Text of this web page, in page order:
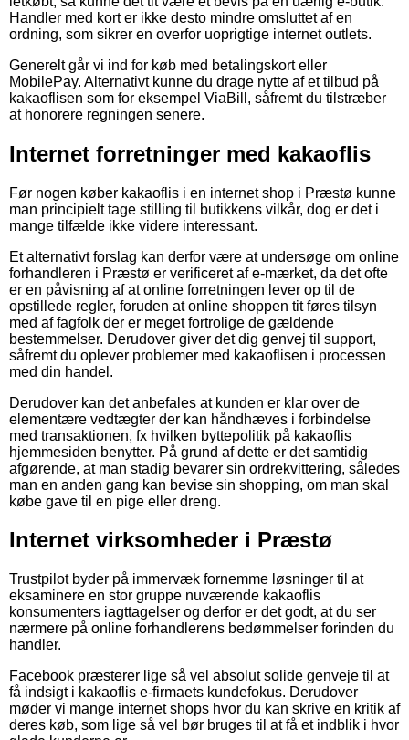
Handler med kort er ikke desto mindre omsluttet af en
ordning, som sikrer en overfor uoprigtige internet outlets.
Generelt går vi ind for køb med betalingskort eller
MobilePay. Alternativt kunne du drage nytte af et tilbud på
kakaoflisen som for eksempel ViaBill, såfremt du tilstræber
at honorere regningen senere.
Internet forretninger med kakaoflis
Før nogen køber kakaoflis i en internet shop i Præstø kunne
man principielt tage stilling til butikkens vilkår, dog er det i
mange tilfælde ikke videre interessant.
Et alternativt forslag kan derfor være at undersøge om online
forhandleren i Præstø er verificeret af e-mærket, da det ofte
er en påvisning af at online forretningen lever op til de
opstillede regler, foruden at online shoppen tit føres tilsyn
med af fagfolk der er meget fortrolige de gældende
bestemmelser. Derudover giver det dig genvej til support,
såfremt du oplever problemer med kakaoflisen i processen
med din handel.
Derudover kan det anbefales at kunden er klar over de
elementære vedtægter der kan håndhæves i forbindelse
med transaktionen, fx hvilken byttepolitik på kakaoflis
hjemmesiden benytter. På grund af dette er det samtidig
afgørende, at man stadig bevarer sin ordrekvittering, således
man en anden gang kan bevise sin shopping, om man skal
købe gave til en pige eller dreng.
Internet virksomheder i Præstø
Trustpilot byder på immervæk fornemme løsninger til at
eksaminere en stor gruppe nuværende kakaoflis
konsumenters iagttagelser og derfor er det godt, at du ser
nærmere på online forhandlerens bedømmelser forinden du
handler.
Facebook præsterer lige så vel absolut solide genveje til at
få indsigt i kakaoflis e-firmaets kundefokus. Derudover
møder vi mange internet shops hvor du kan skrive en kritik af
deres køb, som lige så vel bør bruges til at få et indblik i hvor